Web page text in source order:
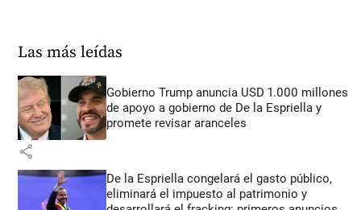
Las más leídas
Gobierno Trump anuncia USD 1.000 millones
de apoyo a gobierno de De la Espriella y
promete revisar aranceles
share
De la Espriella congelará el gasto público,
eliminará el impuesto al patrimonio y